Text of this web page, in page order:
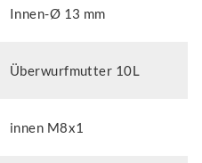
Innen-Ø 13 mm
Überwurfmutter 10L
innen M8x1